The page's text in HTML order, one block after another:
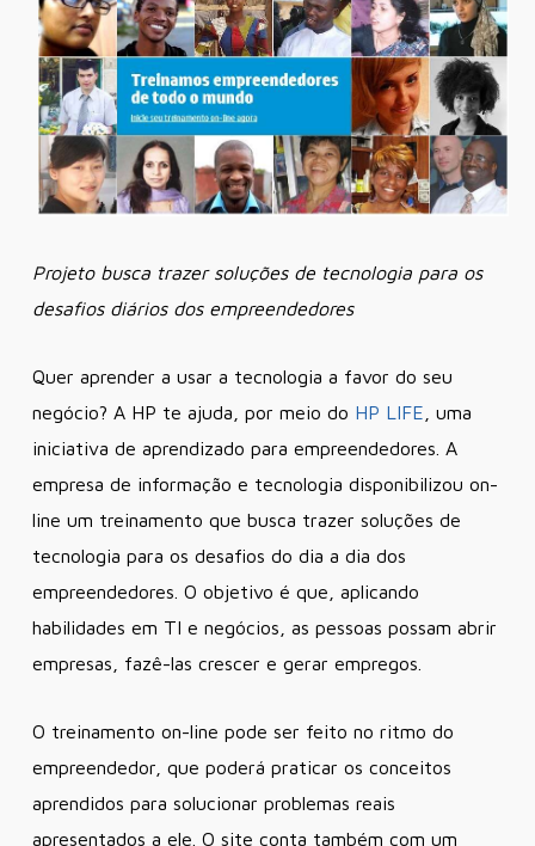
Projeto busca trazer soluções de tecnologia para os
desafios diários dos empreendedores
Quer aprender a usar a tecnologia a favor do seu
negócio? A HP te ajuda, por meio do HP LIFE , uma
iniciativa de aprendizado para empreendedores. A
empresa de informação e tecnologia disponibilizou on-
line um treinamento que busca trazer soluções de
tecnologia para os desafios do dia a dia dos
empreendedores. O objetivo é que, aplicando
habilidades em TI e negócios, as pessoas possam abrir
empresas, fazê-las crescer e gerar empregos.
O treinamento on-line pode ser feito no ritmo do
empreendedor, que poderá praticar os conceitos
aprendidos para solucionar problemas reais
apresentados a ele. O site conta também com um